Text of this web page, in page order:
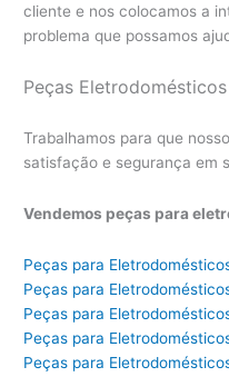
cliente e nos colocamos a
problema que possamos
Peças
Trabalhamos para que
satisfação e segurança em
Vendemos peças para
Peças para
Peças para
Peças para
Peças para
Peças para